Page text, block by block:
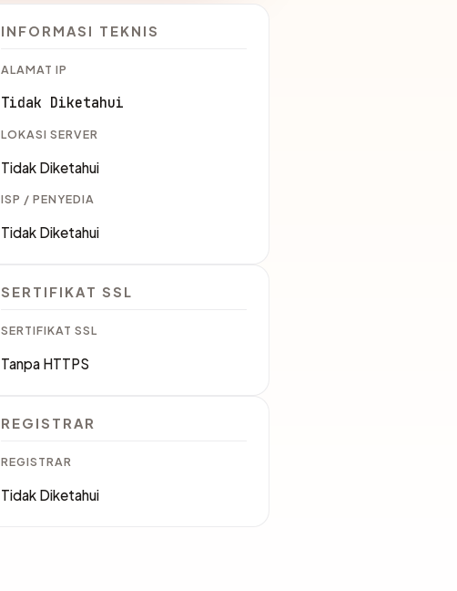
INFORMASI TEKNIS
ALAMAT IP
Tidak Diketahui
LOKASI SERVER
Tidak Diketahui
ISP / PENYEDIA
Tidak Diketahui
SERTIFIKAT SSL
SERTIFIKAT SSL
Tanpa HTTPS
REGISTRAR
REGISTRAR
Tidak Diketahui